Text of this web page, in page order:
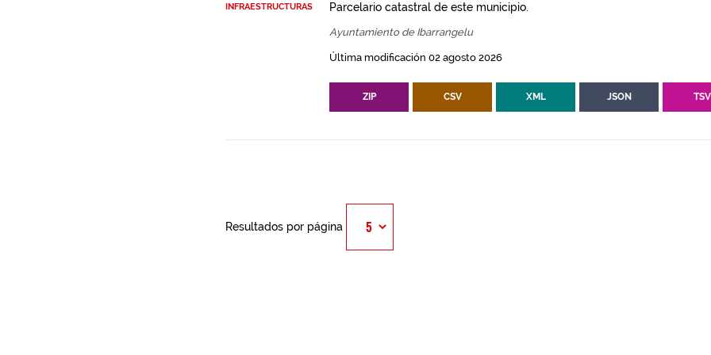
INFRAESTRUCTURAS
Parcelario catastral de este municipio.
Ayuntamiento de Ibarrangelu
Última modificación 02 agosto 2026
ZIP CSV XML JSON TSV
Resultados por página